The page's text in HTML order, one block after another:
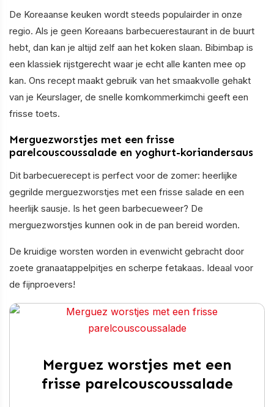
De Koreaanse keuken wordt steeds populairder in onze
regio. Als je geen Koreaans barbecuerestaurant in de buurt
hebt, dan kan je altijd zelf aan het koken slaan. Bibimbap is
een klassiek rijstgerecht waar je echt alle kanten mee op
kan. Ons recept maakt gebruik van het smaakvolle gehakt
van je Keurslager, de snelle komkommerkimchi geeft een
frisse toets.
Merguezworstjes met een frisse
parelcouscoussalade en yoghurt-koriandersaus
Dit barbecuerecept is perfect voor de zomer: heerlijke
gegrilde merguezworstjes met een frisse salade en een
heerlijk sausje. Is het geen barbecueweer? De
merguezworstjes kunnen ook in de pan bereid worden.
De kruidige worsten worden in evenwicht gebracht door
zoete granaatappelpitjes en scherpe fetakaas. Ideaal voor
de fijnproevers!
Merguez worstjes met een
frisse parelcouscoussalade